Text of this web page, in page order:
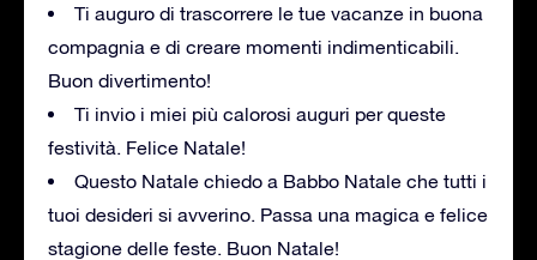
Ti auguro di trascorrere le tue vacanze in buona
compagnia e di creare momenti indimenticabili.
Buon divertimento!
Ti invio i miei più calorosi auguri per queste
festività. Felice Natale!
Questo Natale chiedo a Babbo Natale che tutti i
tuoi desideri si avverino. Passa una magica e felice
stagione delle feste. Buon Natale!